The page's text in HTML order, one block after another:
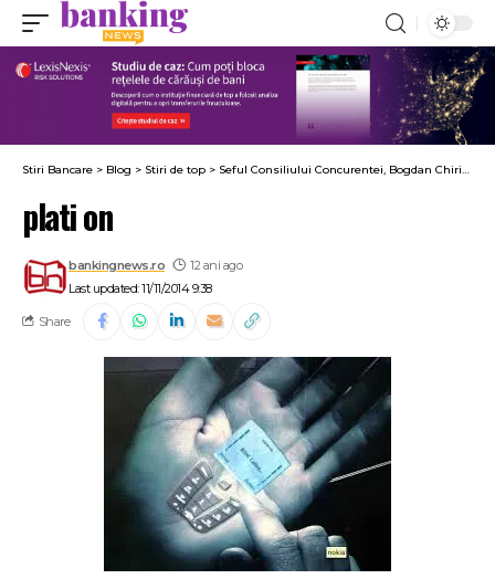
Stiri Bancare > Blog > Stiri de top > Seful Consiliului Concurentei, Bogdan Chiritoiu, crede ca bancile au timp sa leneveasca
plati on
Last updated: 11/11/2014 9:38
bankingnews.ro 12 ani ago
Share